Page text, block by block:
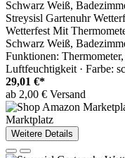
Streysisl Gartenuhr
Wetterfest Mit
Schwarz Weiß,
Funktionen:
Luftfeuchtigkeit · Farbe:
29,01 €*
ab 2,00 € Versand
Marktplatz
Weitere Details